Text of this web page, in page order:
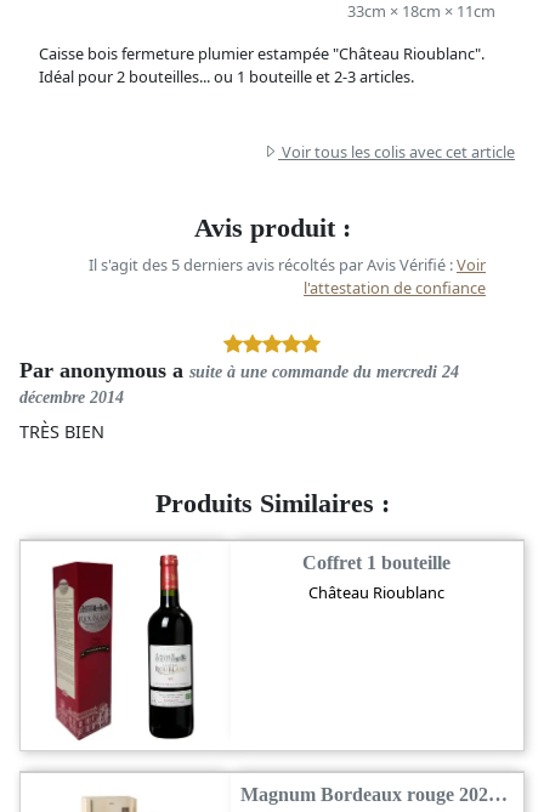
33cm × 18cm × 11cm
Caisse bois fermeture plumier estampée "Château Rioublanc".
Idéal pour 2 bouteilles... ou 1 bouteille et 2-3 articles.
Voir tous les colis avec cet article
Avis produit :
Il s'agit des 5 derniers avis récoltés par Avis Vérifié :Voir
l'attestation de confiance
Par anonymous a suite à une commande du mercredi 24
décembre 2014
TRÈS BIEN
Produits Similaires :
Coffret 1 bouteille
Château Rioublanc
Magnum Bordeaux rouge 2022 Bio